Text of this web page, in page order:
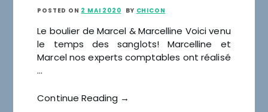
POSTED ON 2 MAI 2020 BY CHICON
Le boulier de Marcel & Marcelline Voici venu
le temps des sanglots! Marcelline et
Marcel nos experts comptables ont réalisé
…
Continue Reading →